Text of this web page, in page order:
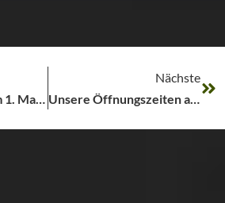
Öffnungszeiten am 1. Mai Tag der Arbeit
Nächste
Unsere Öffnungszeiten an Pfingsten!